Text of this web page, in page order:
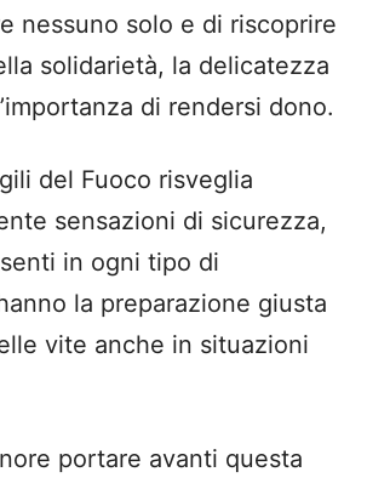
nessuno solo e di riscoprire
solidarietà, la delicatezza
di rendersi dono.
del Fuoco risveglia
sensazioni di sicurezza,
in ogni tipo di
la preparazione giusta
vite anche in situazioni
portare avanti questa